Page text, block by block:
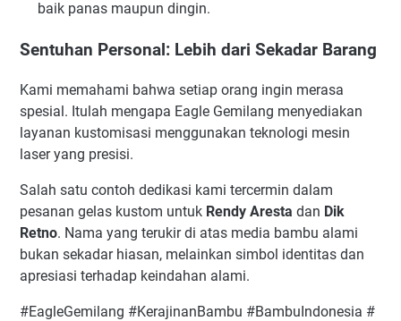
baik panas maupun dingin.
Sentuhan Personal: Lebih dari Sekadar Barang
Kami memahami bahwa setiap orang ingin merasa
spesial. Itulah mengapa Eagle Gemilang menyediakan
layanan kustomisasi menggunakan teknologi mesin
laser yang presisi.
Salah satu contoh dedikasi kami tercermin dalam
pesanan gelas kustom untuk Rendy Aresta dan Dik
Retno. Nama yang terukir di atas media bambu alami
bukan sekadar hiasan, melainkan simbol identitas dan
apresiasi terhadap keindahan alami.
#EagleGemilang #KerajinanBambu #BambuIndonesia #